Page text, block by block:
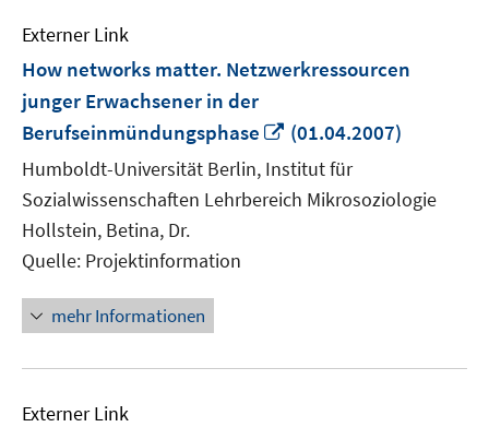
Externer Link
How networks matter. Netzwerkressourcen
junger Erwachsener in der
Berufseinmündungsphase
In
neuem
Fenster
öffnen
(01.04.2007)
Humboldt-Universität Berlin, Institut für
Sozialwissenschaften Lehrbereich Mikrosoziologie
Hollstein, Betina, Dr.
Quelle: Projektinformation
mehr Informationen
Externer Link